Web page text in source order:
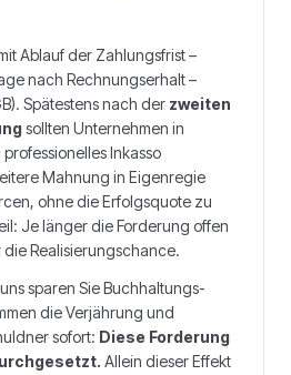
Ablauf der Zahlungsfrist –
nach Rechnungserhalt –
Spätestens nach der zweiten
sollten Unternehmen in
professionelles Inkasso
Mahnung in Eigenregie
ohne die Erfolgsquote zu
Je länger die Forderung offen
Realisierungschance.
sparen Sie Buchhaltungs-
die Verjährung und
sofort: Diese Forderung
Allein dieser Effekt